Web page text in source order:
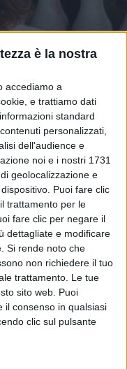
è la nostra
accediamo a
e trattiamo dati
standard
personalizzati,
dell'audience e
noi e i nostri 1731
geolocalizzazione e
Puoi fare clic
trattamento per le
fare clic per negare il
dettagliate e modificare
Si rende noto che
non richiedere il tuo
trattamento. Le tue
sito web. Puoi
il consenso in qualsiasi
clic sul pulsante
sonora
Stars